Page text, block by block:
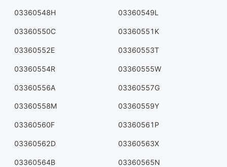
03360548H 03360549L
03360550C 03360551K
03360552E 03360553T
03360554R 03360555W
03360556A 03360557G
03360558M 03360559Y
03360560F 03360561P
03360562D 03360563X
03360564B 03360565N